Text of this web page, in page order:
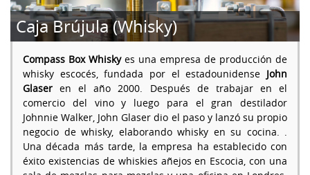
Caja Brújula (Whisky)
Compass Box Whiskyes una empresa de producción de
whisky escocés, fundada por el estadounidense John
Glaser en el año 2000. Después de trabajar en el
comercio del vino y luego para el gran destilador
Johnnie Walker, John Glaser dio el paso y lanzó su propio
negocio de whisky, elaborando whisky en su cocina. .
Una década más tarde, la empresa ha establecido con
éxito existencias de whiskies añejos en Escocia, con una